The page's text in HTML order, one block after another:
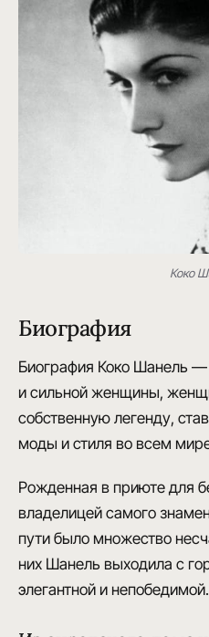
Коко
Биография
Биография Коко Шанель —
и сильной женщины,
собственную легенду,
моды и стиля во всем
Рожденная в приюте для
владелицей самого
пути было множество
них Шанель выходила с
элегантной и непобедимой.